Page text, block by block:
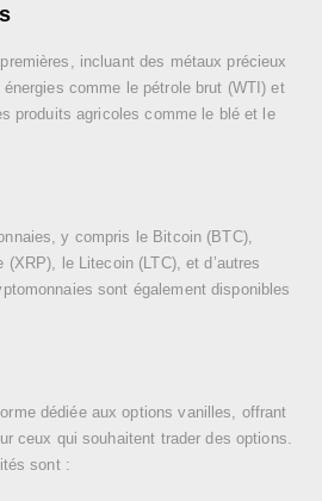
incluant des métaux précieux
énergies comme le pétrole brut (WTI) et
produits agricoles comme le blé et le
y compris le Bitcoin (BTC),
(XRP), le Litecoin (LTC), et d’autres
sont également disponibles
dédiée aux options vanilles, offrant
ceux qui souhaitent trader des options.
sont :